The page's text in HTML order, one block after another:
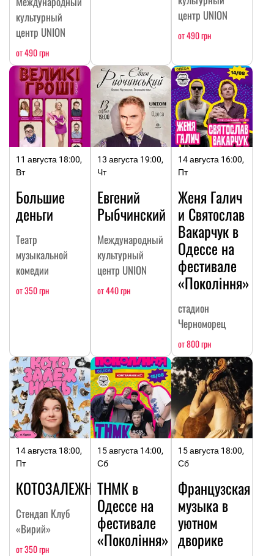
культурный
центр UNION
от 490 грн
центр UNION
от 490 грн
11 августа 18:00,
Вт
Большие
деньги
Театр
музыкальной
комедии
от 350 грн
13 августа 19:00,
Чт
Евгений
Рыбчинский
Международный
культурный
центр UNION
от 440 грн
14 августа 16:00,
Пт
Женя Галич
и Святослав
Вакарчук в
Одессе на
фестивале
«Покоління»
стадион
Черноморец
от 800 грн
14 августа 18:00,
Пт
КОТОЗАЛЕЖНОСТЬ
Стендап Клуб
«Вирий»
от 350 грн
15 августа 14:00,
Сб
ТНМК в
Одессе на
фестивале
«Покоління»
15 августа 18:00,
Сб
Французская
музыка в
уютном
дворике